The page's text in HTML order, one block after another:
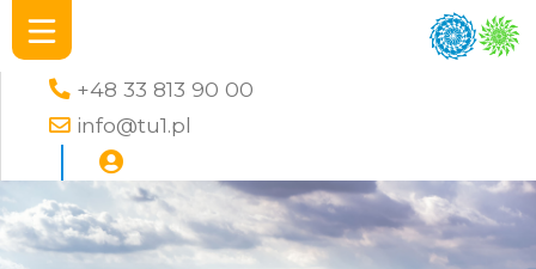
+48 33 813 90 00
info@tu1.pl